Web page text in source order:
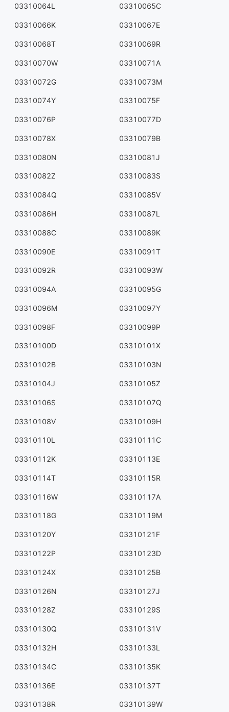
03310064L 03310065C
03310066K 03310067E
03310068T 03310069R
03310070W 03310071A
03310072G 03310073M
03310074Y 03310075F
03310076P 03310077D
03310078X 03310079B
03310080N 03310081J
03310082Z 03310083S
03310084Q 03310085V
03310086H 03310087L
03310088C 03310089K
03310090E 03310091T
03310092R 03310093W
03310094A 03310095G
03310096M 03310097Y
03310098F 03310099P
03310100D 03310101X
03310102B 03310103N
03310104J 03310105Z
03310106S 03310107Q
03310108V 03310109H
03310110L 03310111C
03310112K 03310113E
03310114T 03310115R
03310116W 03310117A
03310118G 03310119M
03310120Y 03310121F
03310122P 03310123D
03310124X 03310125B
03310126N 03310127J
03310128Z 03310129S
03310130Q 03310131V
03310132H 03310133L
03310134C 03310135K
03310136E 03310137T
03310138R 03310139W